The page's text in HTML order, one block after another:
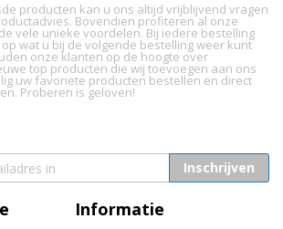
producten kan u ons altijd vrijblijvend vragen
Bovendien profiteren al onze
vele unieke voordelen. Bij iedere bestelling
wat u bij de volgende bestelling weer kunt
onze klanten op de hoogte over
top producten die wij toevoegen aan ons
uw favoriete producten bestellen en direct
Proberen is geloven!
Inschrijven
Informatie